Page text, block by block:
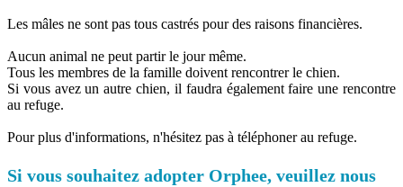
Les mâles ne sont pas tous castrés pour des raisons financières.
Aucun animal ne peut partir le jour même.
Tous les membres de la famille doivent rencontrer le chien.
Si vous avez un autre chien, il faudra également faire une rencontre
au refuge.
Pour plus d'informations, n'hésitez pas à téléphoner au refuge.
Si vous souhaitez adopter Orphee, veuillez nous